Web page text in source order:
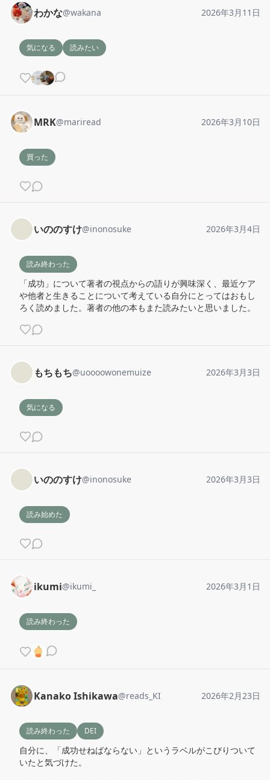
わかな@wakana 2026年3月11日
気になる 読みたい
MRK@mariread 2026年3月10日
買った
いののすけ@inonosuke 2026年3月4日
読み終わった
「成功」について著者の視点からの語りが興味深く、最近ケア
や他者と生きることについて考えている自分にとってはおもし
ろく読めました。著者の他の本もまた読みたいと思いました。
もちもち@uoooowonemuize 2026年3月3日
気になる
いののすけ@inonosuke 2026年3月3日
読み始めた
ikumi@ikumi_ 2026年3月1日
読み終わった
Kanako Ishikawa@reads_KI 2026年2月23日
読み終わった DEI
自分に、「成功せねばならない」というラベルがこびりついて
いたと気づけた。